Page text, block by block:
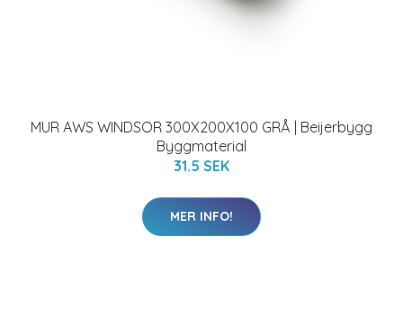
MUR AWS WINDSOR 300X200X100 GRÅ | Beijerbygg
Byggmaterial
31.5 SEK
MER INFO!